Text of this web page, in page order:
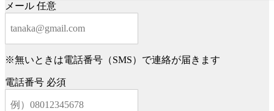
メール 任意
※無いときは電話番号（SMS）で連絡が届きます
電話番号 必須